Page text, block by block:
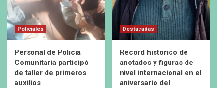
Policiales
Personal de Policía
Comunitaria participó
de taller de primeros
auxilios
Destacadas
Récord histórico de
anotados y figuras de
nivel internacional en el
aniversario del